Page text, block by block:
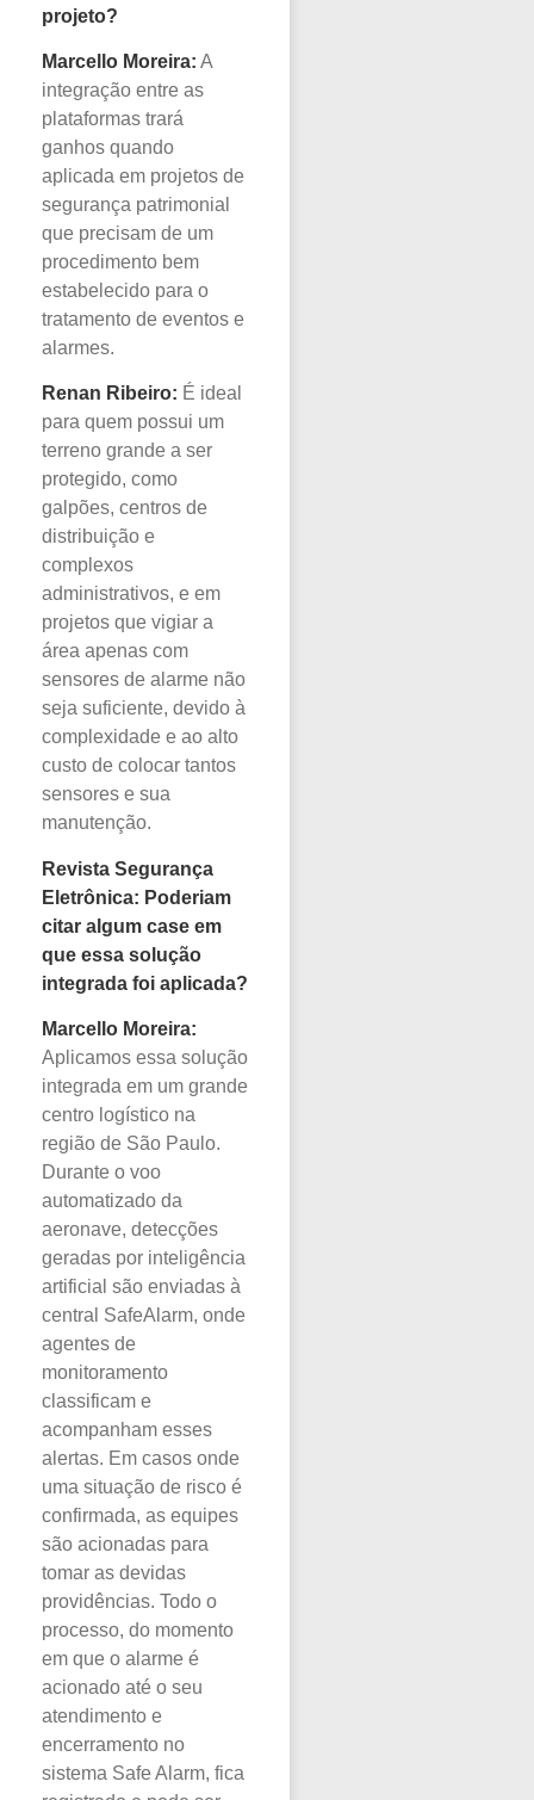
projeto?
Marcello Moreira: A
integração entre as
plataformas trará
ganhos quando
aplicada em projetos de
segurança patrimonial
que precisam de um
procedimento bem
estabelecido para o
tratamento de eventos e
alarmes.
Renan Ribeiro: É ideal
para quem possui um
terreno grande a ser
protegido, como
galpões, centros de
distribuição e
complexos
administrativos, e em
projetos que vigiar a
área apenas com
sensores de alarme não
seja suficiente, devido à
complexidade e ao alto
custo de colocar tantos
sensores e sua
manutenção.
Revista Segurança
Eletrônica: Poderiam
citar algum case em
que essa solução
integrada foi aplicada?
Marcello Moreira:
Aplicamos essa solução
integrada em um grande
centro logístico na
região de São Paulo.
Durante o voo
automatizado da
aeronave, detecções
geradas por inteligência
artificial são enviadas à
central SafeAlarm, onde
agentes de
monitoramento
classificam e
acompanham esses
alertas. Em casos onde
uma situação de risco é
confirmada, as equipes
são acionadas para
tomar as devidas
providências. Todo o
processo, do momento
em que o alarme é
acionado até o seu
atendimento e
encerramento no
sistema Safe Alarm, fica